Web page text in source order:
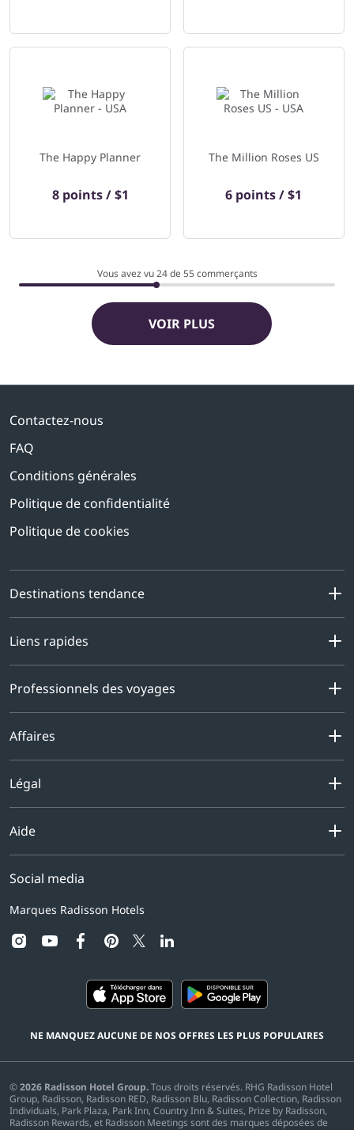
The Happy Planner
8 points / $1
The Million Roses US
6 points / $1
Vous avez vu 24 de55 commerçants
VOIR PLUS
Contactez-nous
FAQ
Conditions générales
Politique de confidentialité
Politique de cookies
Destinations tendance
Liens rapides
Professionnels des voyages
Affaires
Légal
Aide
Social media
Marques Radisson Hotels
instagram
youtubefacebook
pinterest
twitter
NE MANQUEZ AUCUNE DE NOS OFFRES LES PLUS POPULAIRES
©2026 Radisson Hotel Group.Tous droits réservés. RHG Radisson Hotel
Group, Radisson, Radisson RED, Radisson Blu, Radisson Collection, Radisson
Individuals, Park Plaza, Park Inn, Country Inn & Suites, Prize by Radisson,
Radisson Rewards, et Radisson Meetings sont des marques déposées de